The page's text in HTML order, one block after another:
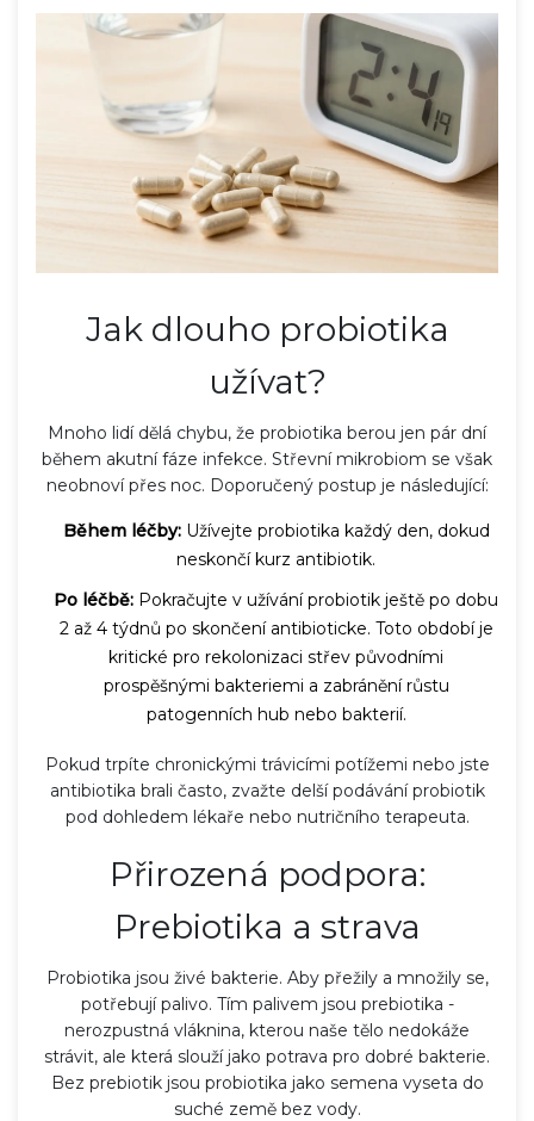
Jak dlouho probiotika
užívat?
Mnoho lidí dělá chybu, že probiotika berou jen pár dní
během akutní fáze infekce. Střevní mikrobiom se však
neobnoví přes noc. Doporučený postup je následující:
Během léčby:Užívejte probiotika každý den, dokud
neskončí kurz antibiotik.
Po léčbě: Pokračujte v užívání probiotik ještě po dobu
2 až 4 týdnů po skončení antibioticke. Toto období je
kritické pro rekolonizaci střev původními
prospěšnými bakteriemi a zabránění růstu
patogenních hub nebo bakterií.
Pokud trpíte chronickými trávicími potížemi nebo jste
antibiotika brali často, zvažte delší podávání probiotik
pod dohledem lékaře nebo nutričního terapeuta.
Přirozená podpora:
Prebiotika a strava
Probiotika jsou živé bakterie. Aby přežily a množily se,
potřebují palivo. Tím palivem jsou prebiotika -
nerozpustná vláknina, kterou naše tělo nedokáže
strávit, ale která slouží jako potrava pro dobré bakterie.
Bez prebiotik jsou probiotika jako semena vyseta do
suché země bez vody.